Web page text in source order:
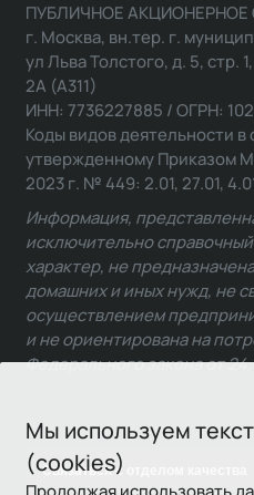
Мы используем
(cookies)
Продолжая использовать
Связаться с отделом качества
ПУБЛИЧНОЕ
г. Москва, вн.тер. г.
ул Льва Толстого, д. 5, стр.
2А (А311)
ИНН: 7736227885 / ОГРН:
Коды видов деятельности
утвержденному Приказом
2023 г. № 449: 2.01, 27.01,
Информация,
исключительно
характер, не
домашних и иных нужд, не
осуществлением
и не ориентирована на
Федерального закона от